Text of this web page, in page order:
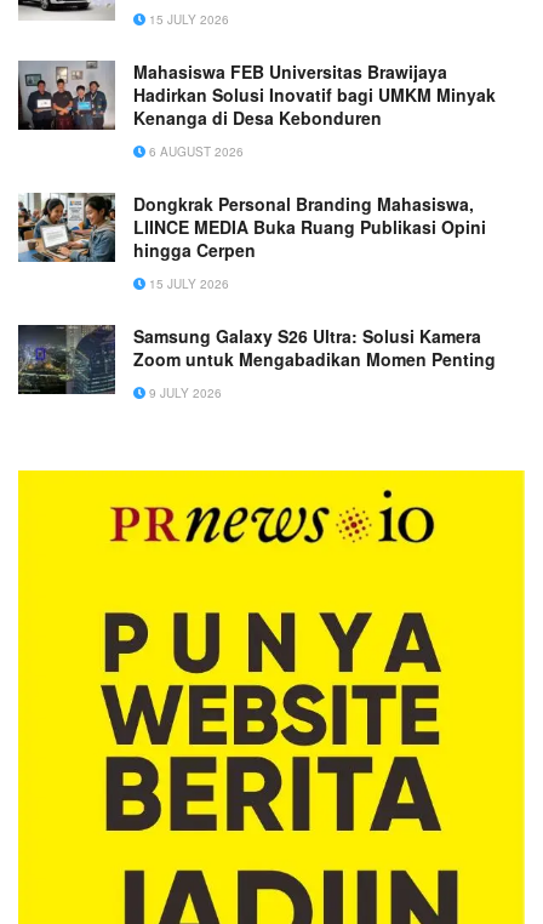
15 JULY 2026
Mahasiswa FEB Universitas Brawijaya
Hadirkan Solusi Inovatif bagi UMKM Minyak
Kenanga di Desa Kebonduren
6 AUGUST 2026
Dongkrak Personal Branding Mahasiswa,
LIINCE MEDIA Buka Ruang Publikasi Opini
hingga Cerpen
15 JULY 2026
Samsung Galaxy S26 Ultra: Solusi Kamera
Zoom untuk Mengabadikan Momen Penting
9 JULY 2026